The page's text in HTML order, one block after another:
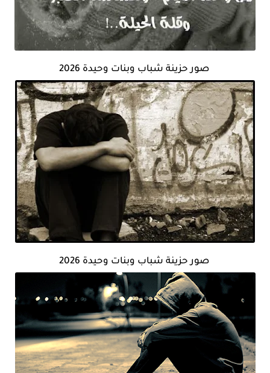
صور حزينة شباب وبنات وحيدة 2026
صور حزينة شباب وبنات وحيدة 2026